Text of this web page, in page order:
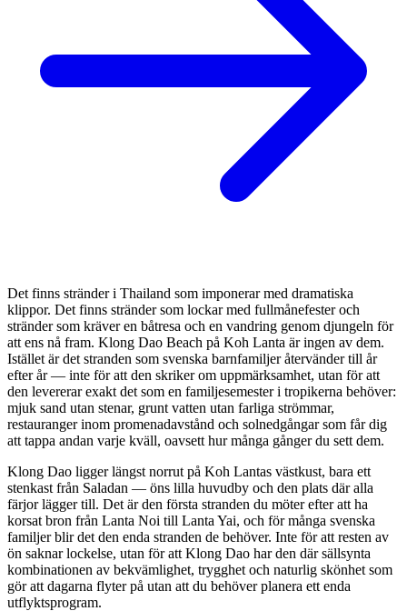
Det finns stränder i Thailand som imponerar med dramatiska
klippor. Det finns stränder som lockar med fullmånefester och
stränder som kräver en båtresa och en vandring genom djungeln för
att ens nå fram. Klong Dao Beach på Koh Lanta är ingen av dem.
Istället är det stranden som svenska barnfamiljer återvänder till år
efter år — inte för att den skriker om uppmärksamhet, utan för att
den levererar exakt det som en familjesemester i tropikerna behöver:
mjuk sand utan stenar, grunt vatten utan farliga strömmar,
restauranger inom promenadavstånd och solnedgångar som får dig
att tappa andan varje kväll, oavsett hur många gånger du sett dem.
Klong Dao ligger längst norrut på Koh Lantas västkust, bara ett
stenkast från Saladan — öns lilla huvudby och den plats där alla
färjor lägger till. Det är den första stranden du möter efter att ha
korsat bron från Lanta Noi till Lanta Yai, och för många svenska
familjer blir det den enda stranden de behöver. Inte för att resten av
ön saknar lockelse, utan för att Klong Dao har den där sällsynta
kombinationen av bekvämlighet, trygghet och naturlig skönhet som
gör att dagarna flyter på utan att du behöver planera ett enda
utflyktsprogram.